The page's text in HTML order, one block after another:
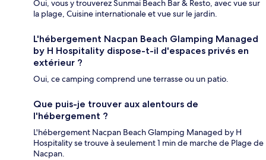
Oui, vous y trouverez Sunmai Beach Bar & Resto, avec vue sur
la plage, Cuisine internationale et vue sur le jardin.
L'hébergement Nacpan Beach Glamping Managed
by H Hospitality dispose-t-il d'espaces privés en
extérieur ?
Oui, ce camping comprend une terrasse ou un patio.
Que puis-je trouver aux alentours de
l'hébergement ?
L'hébergement Nacpan Beach Glamping Managed by H
Hospitality se trouve à seulement 1 min de marche de Plage de
Nacpan.